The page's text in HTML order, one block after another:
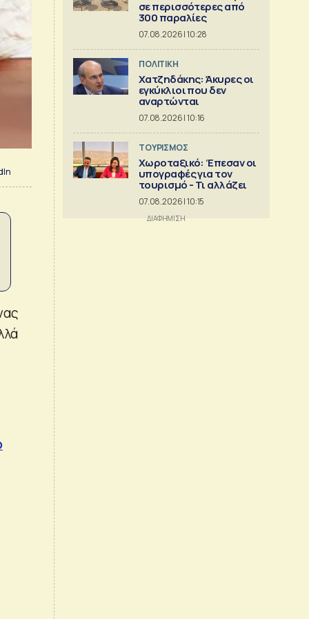
σε περισσότερες από
300 παραλίες
07.08.2026 | 10:28
ΠΟΛΙΤΙΚΗ
Χατζηδάκης: Άκυρες οι
εγκύκλιοι που δεν
αναρτώνται
07.08.2026 | 10:16
ΤΟΥΡΙΣΜΟΣ
Χωροταξικό: Έπεσαν οι
υπογραφές για τον
τουρισμό - Τι αλλάζει
07.08.2026 | 10:15